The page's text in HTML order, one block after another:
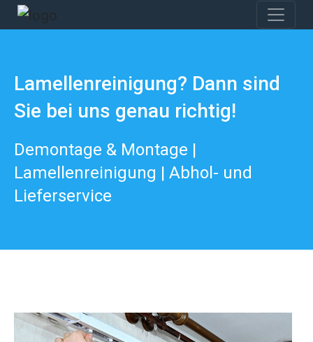
Lamellenreinigung? Dann sind
Sie bei uns genau richtig!
Demontage & Montage |
Lamellenreinigung | Abhol- und
Lieferservice